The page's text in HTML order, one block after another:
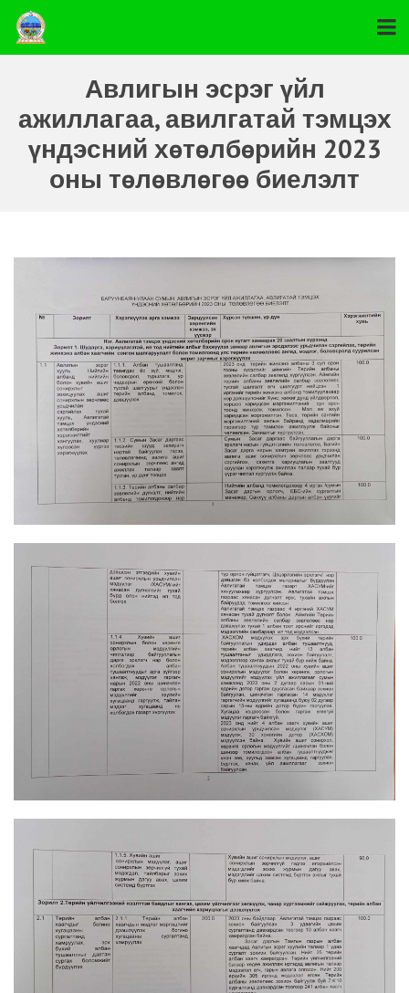
Авлигын эсрэг үйл
ажиллагаа, авилгатай тэмцэх
үндэсний хөтөлбөрийн 2023
оны төлөвлөгөө биелэлт